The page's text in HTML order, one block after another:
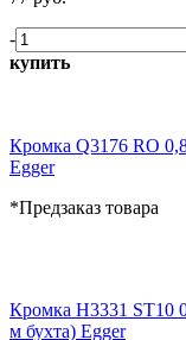
-
купить
Кромка Q3176 RO
Egger
*Предзаказ товара
Кромка H3331 ST10
м бухта) Egger